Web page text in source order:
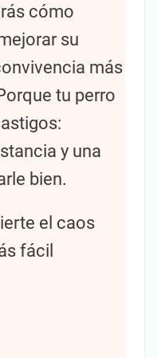
cómo
su
más
tu perro
y una
bien.
el caos
fácil